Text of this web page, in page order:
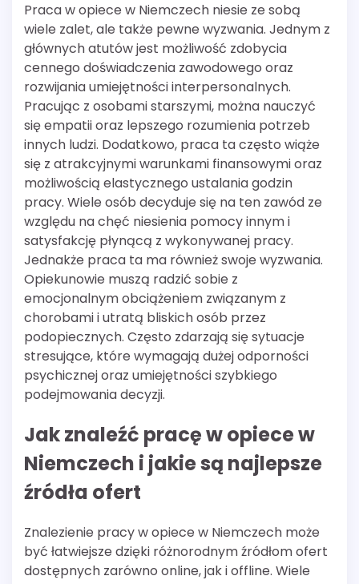
Praca w opiece w Niemczech niesie ze sobą
wiele zalet, ale także pewne wyzwania. Jednym z
głównych atutów jest możliwość zdobycia
cennego doświadczenia zawodowego oraz
rozwijania umiejętności interpersonalnych.
Pracując z osobami starszymi, można nauczyć
się empatii oraz lepszego rozumienia potrzeb
innych ludzi. Dodatkowo, praca ta często wiąże
się z atrakcyjnymi warunkami finansowymi oraz
możliwością elastycznego ustalania godzin
pracy. Wiele osób decyduje się na ten zawód ze
względu na chęć niesienia pomocy innym i
satysfakcję płynącą z wykonywanej pracy.
Jednakże praca ta ma również swoje wyzwania.
Opiekunowie muszą radzić sobie z
emocjonalnym obciążeniem związanym z
chorobami i utratą bliskich osób przez
podopiecznych. Często zdarzają się sytuacje
stresujące, które wymagają dużej odporności
psychicznej oraz umiejętności szybkiego
podejmowania decyzji.
Jak znaleźć pracę w opiece w
Niemczech i jakie są najlepsze
źródła ofert
Znalezienie pracy w opiece w Niemczech może
być łatwiejsze dzięki różnorodnym źródłom ofert
dostępnych zarówno online, jak i offline. Wiele